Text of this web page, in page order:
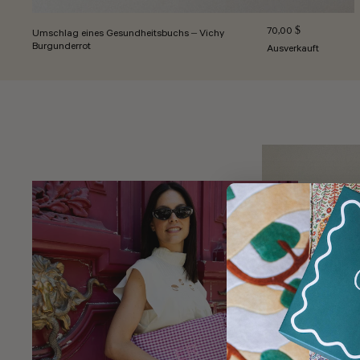
Umschlag eines Gesundheitsbuchs – Vichy
Burgunderrot
Normalpreis
70,00 $
Ausverkauft